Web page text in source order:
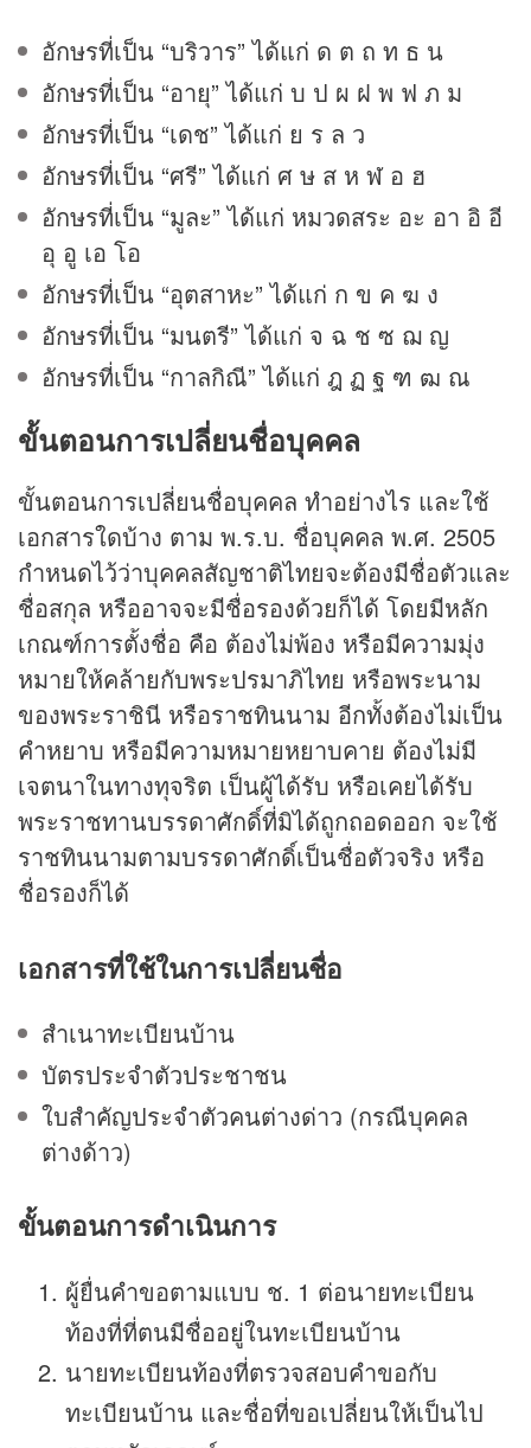
อักษรที่เป็น “บริวาร” ได้แก่ ด ต ถ ท ธ น
อักษรที่เป็น “อายุ” ได้แก่ บ ป ผ ฝ พ ฟ ภ ม
อักษรที่เป็น “เดช” ได้แก่ ย ร ล ว
อักษรที่เป็น “ศรี” ได้แก่ ศ ษ ส ห ฬ อ ฮ
อักษรที่เป็น “มูละ” ได้แก่ หมวดสระ อะ อา อิ อี
อุ อู เอ โอ
อักษรที่เป็น “อุตสาหะ” ได้แก่ ก ข ค ฆ ง
อักษรที่เป็น “มนตรี” ได้แก่ จ ฉ ช ซ ฌ ญ
อักษรที่เป็น “กาลกิณี” ได้แก่ ฎ ฏ ฐ ฑ ฒ ณ
ขั้นตอนการเปลี่ยนชื่อบุคคล
ขั้นตอนการเปลี่ยนชื่อบุคคล ทำอย่างไร และใช้
เอกสารใดบ้าง ตาม พ.ร.บ. ชื่อบุคคล พ.ศ. 2505
กำหนดไว้ว่าบุคคลสัญชาติไทยจะต้องมีชื่อตัวและ
ชื่อสกุล หรืออาจจะมีชื่อรองด้วยก็ได้ โดยมีหลัก
เกณฑ์การตั้งชื่อ คือ ต้องไม่พ้อง หรือมีความมุ่ง
หมายให้คล้ายกับพระปรมาภิไทย หรือพระนาม
ของพระราชินี หรือราชทินนาม อีกทั้งต้องไม่เป็น
คำหยาบ หรือมีความหมายหยาบคาย ต้องไม่มี
เจตนาในทางทุจริต เป็นผู้ได้รับ หรือเคยได้รับ
พระราชทานบรรดาศักดิ์ที่มิได้ถูกถอดออก จะใช้
ราชทินนามตามบรรดาศักดิ์เป็นชื่อตัวจริง หรือ
ชื่อรองก็ได้
เอกสารที่ใช้ในการเปลี่ยนชื่อ
สำเนาทะเบียนบ้าน
บัตรประจำตัวประชาชน
ใบสำคัญประจำตัวคนต่างด่าว (กรณีบุคคล
ต่างด้าว)
ขั้นตอนการดำเนินการ
ผู้ยื่นคำขอตามแบบ ช. 1 ต่อนายทะเบียน
ท้องที่ที่ตนมีชื่ออยู่ในทะเบียนบ้าน
นายทะเบียนท้องที่ตรวจสอบคำขอกับ
ทะเบียนบ้าน และชื่อที่ขอเปลี่ยนให้เป็นไป